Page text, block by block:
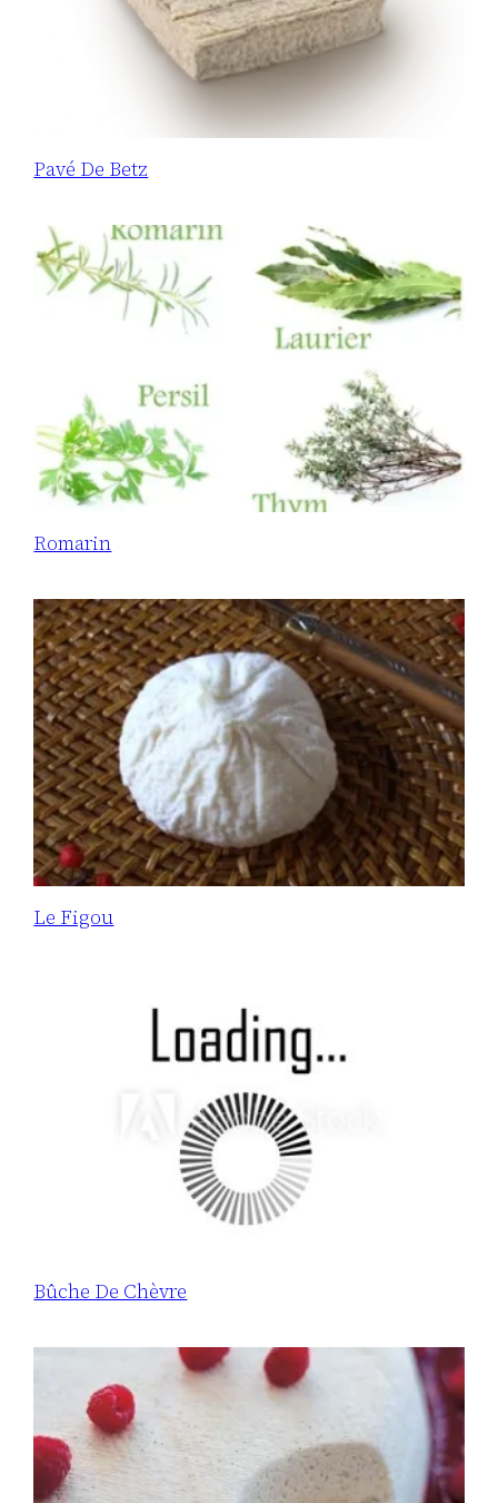
Pavé De Betz
Romarin
Le Figou
Bûche De Chèvre